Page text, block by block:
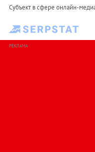
Субъект в сфере онлайн-
РЕКЛАМА